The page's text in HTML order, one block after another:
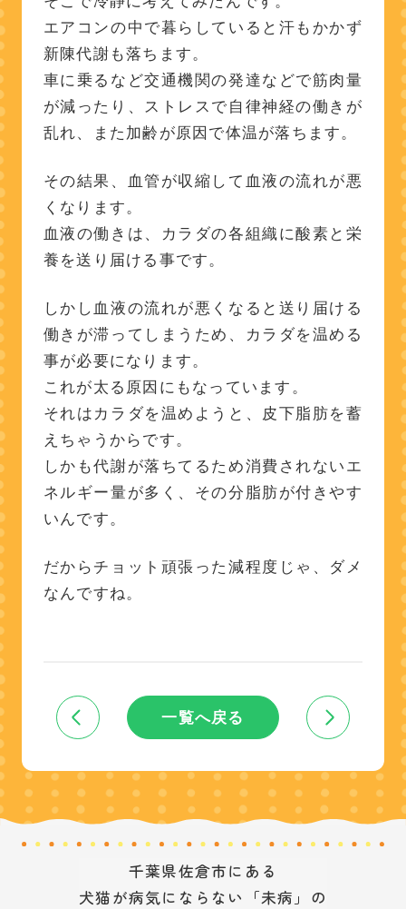
エアコンの中で暮らしていると汗もかかず
新陳代謝も落ちます。
車に乗るなど交通機関の発達などで筋肉量
が減ったり、ストレスで自律神経の働きが
乱れ、また加齢が原因で体温が落ちます。
その結果、血管が収縮して血液の流れが悪
くなります。
血液の働きは、カラダの各組織に酸素と栄
養を送り届ける事です。
しかし血液の流れが悪くなると送り届ける
働きが滞ってしまうため、カラダを温める
事が必要になります。
これが太る原因にもなっています。
それはカラダを温めようと、皮下脂肪を蓄
えちゃうからです。
しかも代謝が落ちてるため消費されないエ
ネルギー量が多く、その分脂肪が付きやす
いんです。
だからチョット頑張った減程度じゃ、ダメ
なんですね。
一覧へ戻る
千葉県佐倉市にある
犬猫が病気にならない「未病」の